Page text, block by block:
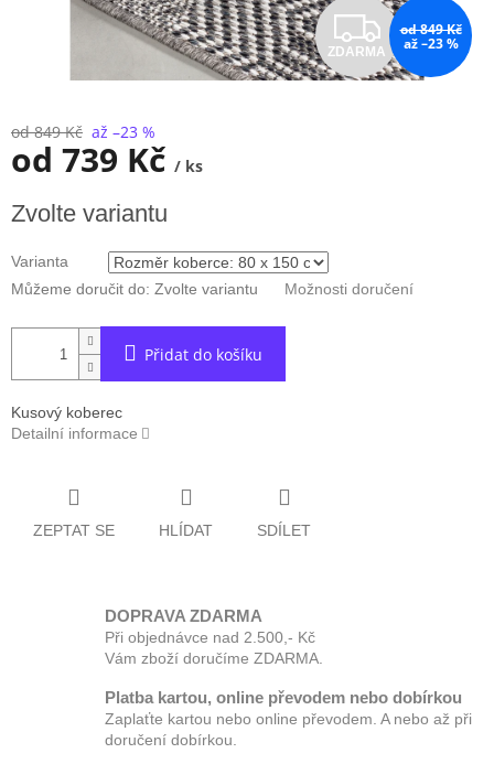
Z
D
ZDARMA
od 849 Kč
až –23 %
od 849 Kč až –23 %
od 739 Kč / ks
cena:
Zvolte variantu
Varianta
Můžeme doručit do: Zvolte variantu Možnosti doručení
Přidat do košíku
Kusový koberec
Detailní informace
ZEPTAT SE HLÍDAT SDÍLET
DOPRAVA ZDARMA
Při objednávce nad 2.500,- Kč
Vám zboží doručíme ZDARMA.
Platba kartou, online převodem nebo dobírkou
Zaplaťte kartou nebo online převodem. A nebo až při
doručení dobírkou.